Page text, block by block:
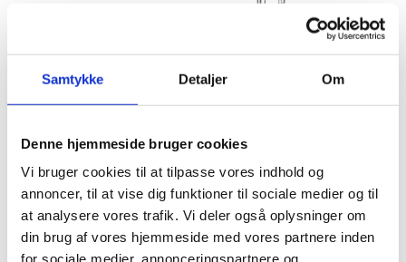
Samtykke Detaljer Om
Denne hjemmeside bruger cookies
Vi bruger cookies til at tilpasse vores indhold og
annoncer, til at vise dig funktioner til sociale medier og til
at analysere vores trafik. Vi deler også oplysninger om
din brug af vores hjemmeside med vores partnere inden
for sociale medier, annonceringspartnere og
Hver torsdag fra den 2. juli til den 6. august mødes vi til Syng
Sammen i haven på Villa Strand.
Tag højskolessangbogen under den ene arm eller lån en af
Birgit Pedersen er ved tangenterne.
Det koster ikke noget at deltage, og du behøver ikke at
tilmelde dig. Kom i god tid, så du kan finde dig et sted at
sidde.
Koldt og varmt til sangstemmen kan købes i strandbaren.